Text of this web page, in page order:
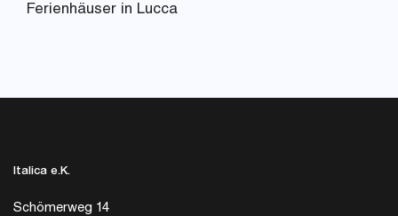
Ferienhäuser in Lucca
Italica e.K.
Schömerweg 14